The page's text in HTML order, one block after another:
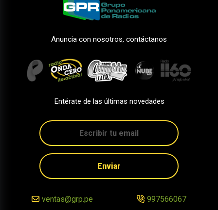
Anuncia con nosotros, contáctanos
Entérate de las últimas novedades
Enviar
ventas@grp.pe 997566067